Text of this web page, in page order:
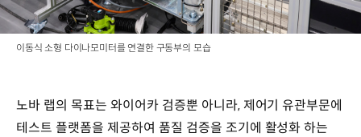
이동식 소형 다이나모미터를 연결한 구동부의 모습
노바 랩의 목표는 와이어카 검증뿐 아니라, 제어기 유관부문에
테스트 플랫폼을 제공하여 품질 검증을 조기에 활성화 하는